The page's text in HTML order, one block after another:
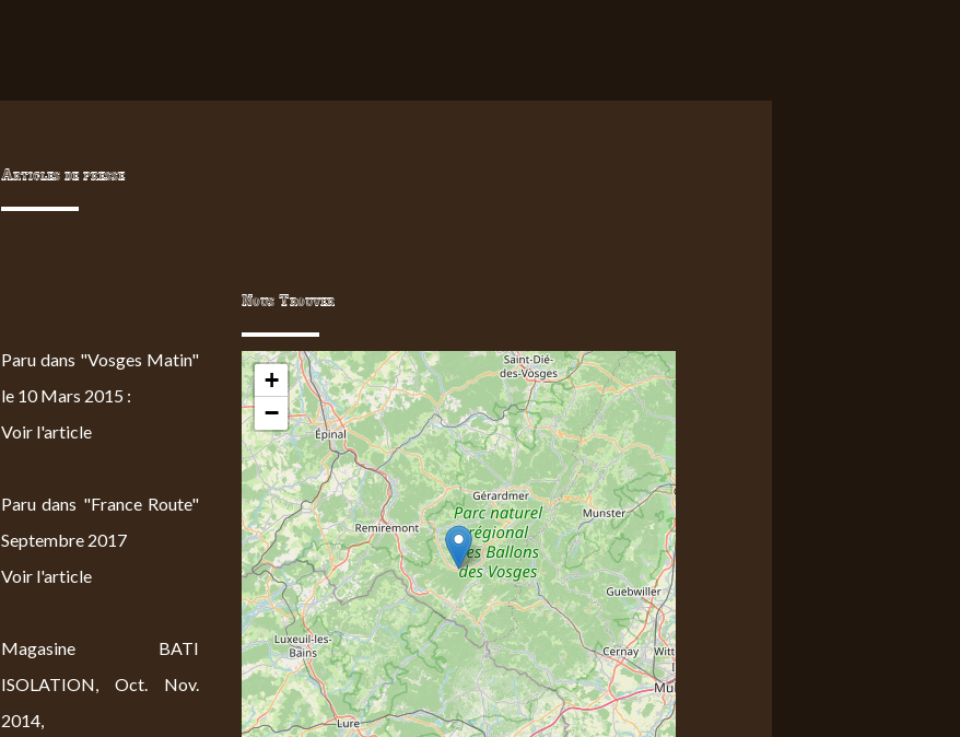
Articles de presse
Paru dans "Vosges Matin"
le 10 Mars 2015 :
Voir l'article
Paru dans "France Route"
Septembre 2017
Voir l'article
Magasine BATI
ISOLATION, Oct. Nov.
2014,
Nous Trouver
+
−